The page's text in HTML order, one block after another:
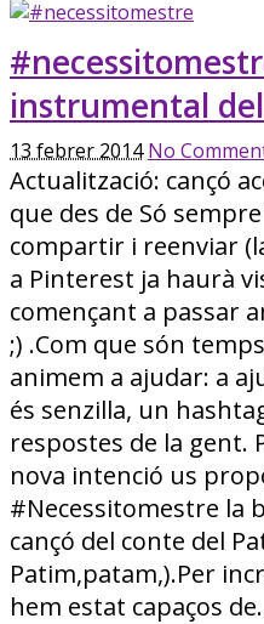
instrumental
13 febrer 2014 No
Actualització: cançó
que des de Só
compartir i reenviar
a Pinterest ja haurà
començant a passar
;) .Com que són
animem a ajudar: a
és senzilla, un
respostes de la gent.
nova intenció us
#Necessitomestre la
cançó del conte del
Patim,patam,).Per
hem estat capaços